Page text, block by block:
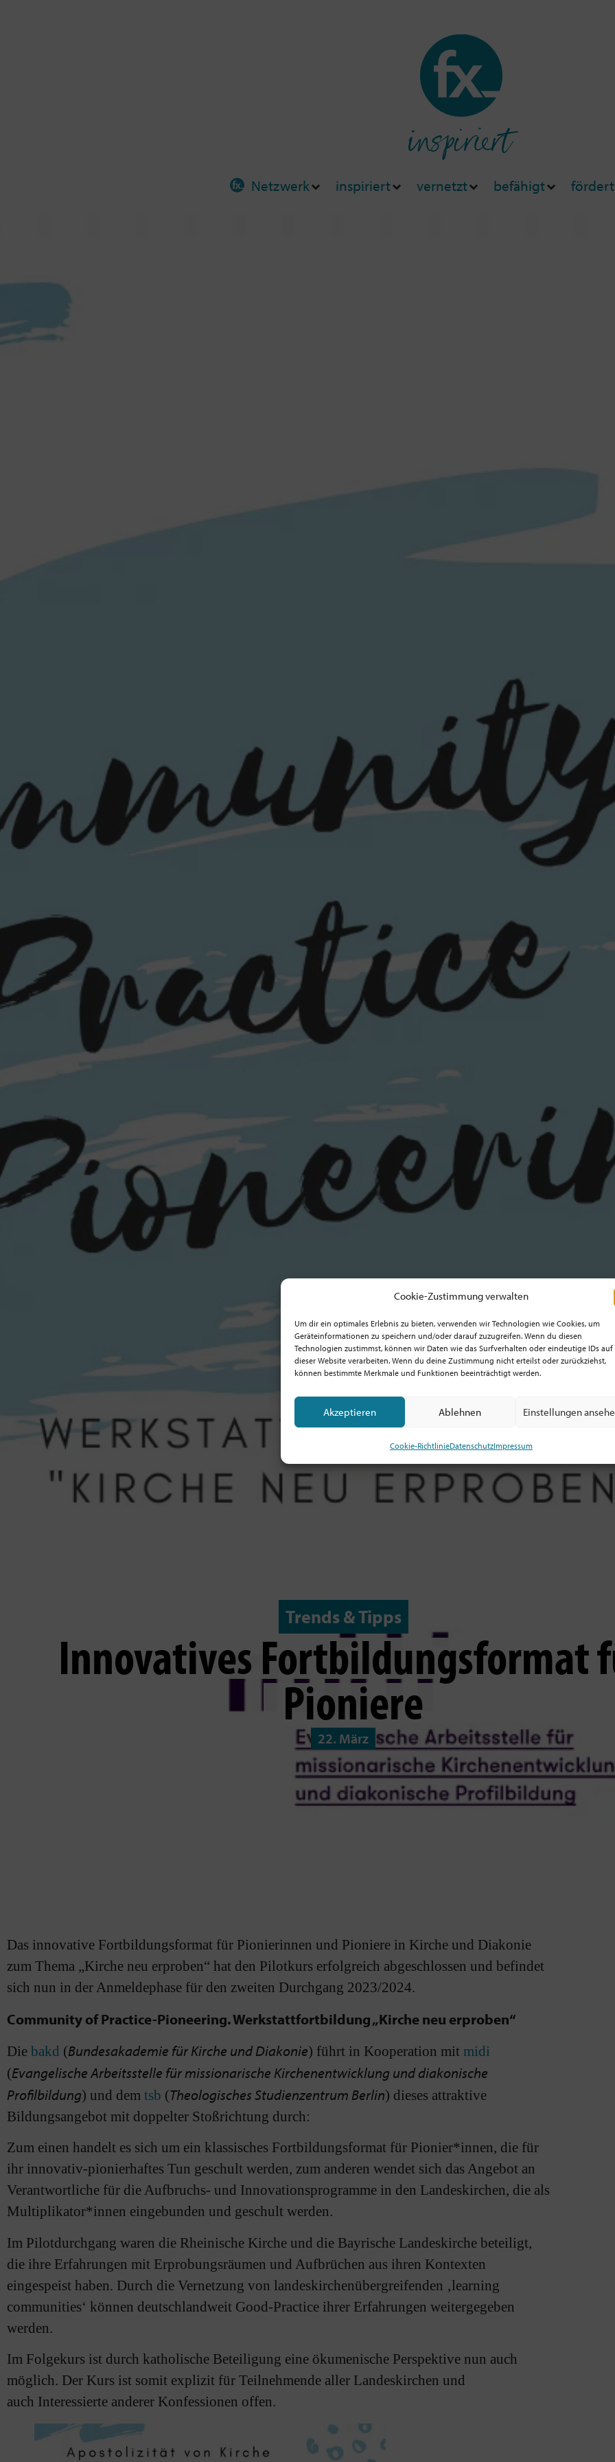
Cookie-Zustimmung verwalten
Um dir ein optimales Erlebnis zu bieten, verwenden wir Technologien wie Cookies, um
Geräteinformationen zu speichern und/oder darauf zuzugreifen. Wenn du diesen
Technologien zustimmst, können wir Daten wie das Surfverhalten oder eindeutige IDs auf
dieser Website verarbeiten. Wenn du deine Zustimmung nicht erteilst oder zurückziehst,
können bestimmte Merkmale und Funktionen beeinträchtigt werden.
Akzeptieren Ablehnen Einstellungen
Cookie-RichtlinieDatenschutzImpressum
inspiriert
Netzwerk inspiriert vernetzt befähigt fördert
Trends & Tipps
Innovatives Fortbildungsformat
Pioniere
22. März
Das innovative Fortbildungsformat für Pionierinnen und Pioniere in Kirche und Diakonie
zum Thema „Kirche neu erproben“ hat den Pilotkurs erfolgreich abgeschlossen und befindet
sich nun in der Anmeldephase für den zweiten Durchgang 2023/2024.
Community of Practice-Pioneering. Werkstattfortbildung „Kirche neu erproben“
Die bakd (Bundesakademie für Kirche und Diakonie) führt in Kooperation mit midi
(Evangelische Arbeitsstelle für missionarische Kirchenentwicklung und diakonische
Profilbildung) und dem tsb (Theologisches Studienzentrum Berlin) dieses attraktive
Bildungsangebot mit doppelter Stoßrichtung durch:
Zum einen handelt es sich um ein klassisches Fortbildungsformat für Pionier*innen, die für
ihr innovativ-pionierhaftes Tun geschult werden, zum anderen wendet sich das Angebot an
Verantwortliche für die Aufbruchs- und Innovationsprogramme in den Landeskirchen, die als
Multiplikator*innen eingebunden und geschult werden.
Im Pilotdurchgang waren die Rheinische Kirche und die Bayrische Landeskirche beteiligt,
die ihre Erfahrungen mit Erprobungsräumen und Aufbrüchen aus ihren Kontexten
eingespeist haben. Durch die Vernetzung von landeskirchenübergreifenden ‚learning
communities‘ können deutschlandweit Good-Practice ihrer Erfahrungen weitergegeben
werden.
Im Folgekurs ist durch katholische Beteiligung eine ökumenische Perspektive nun auch
möglich. Der Kurs ist somit explizit für Teilnehmende aller Landeskirchen und
auch Interessierte anderer Konfessionen offen.